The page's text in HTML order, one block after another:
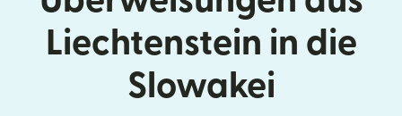
Liechtenstein in die
Slowakei